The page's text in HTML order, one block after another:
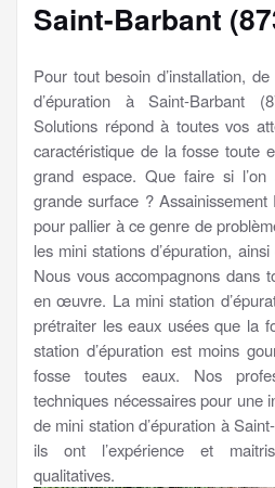
Saint-Barbant
Pour tout besoin d’installation,
d’épuration à Saint-Barbant
Solutions répond à toutes vos
caractéristique de la fosse toute
grand espace. Que faire si
grande surface ?
pour pallier à ce genre de
les mini stations d’épuration,
Nous vous accompagnons dans
en œuvre. La mini station
prétraiter les eaux usées que la
station d’épuration est moins
fosse toutes eaux. Nos
techniques nécessaires pour une
de mini station d’épuration à
ils ont l’expérience et
qualitatives.